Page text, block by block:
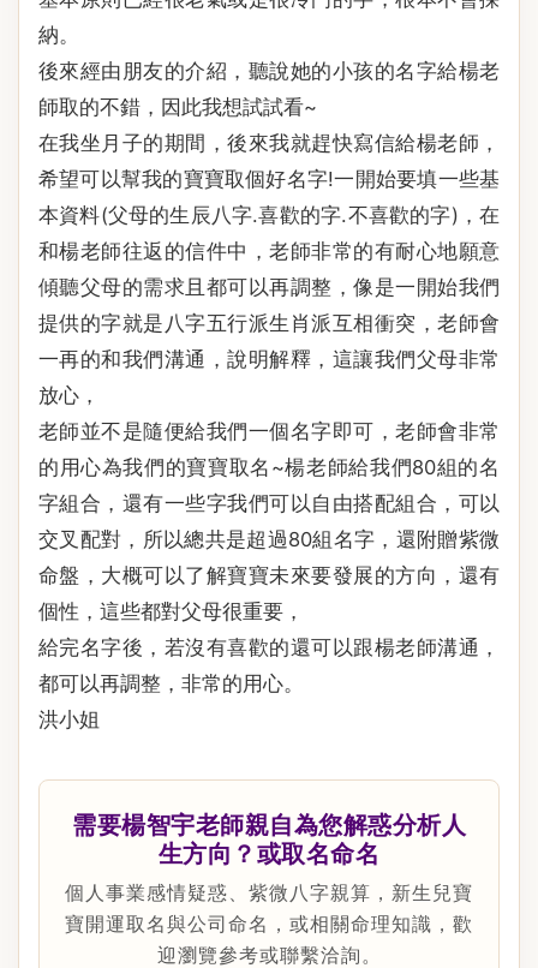
納。
後來經由朋友的介紹，聽說她的小孩的名字給楊老
師取的不錯，因此我想試試看~
在我坐月子的期間，後來我就趕快寫信給楊老師，
希望可以幫我的寶寶取個好名字!一開始要填一些基
本資料(父母的生辰八字.喜歡的字.不喜歡的字)，在
和楊老師往返的信件中，老師非常的有耐心地願意
傾聽父母的需求且都可以再調整，像是一開始我們
提供的字就是八字五行派生肖派互相衝突，老師會
一再的和我們溝通，說明解釋，這讓我們父母非常
放心，
老師並不是隨便給我們一個名字即可，老師會非常
的用心為我們的寶寶取名~楊老師給我們80組的名
字組合，還有一些字我們可以自由搭配組合，可以
交叉配對，所以總共是超過80組名字，還附贈紫微
命盤，大概可以了解寶寶未來要發展的方向，還有
個性，這些都對父母很重要，
給完名字後，若沒有喜歡的還可以跟楊老師溝通，
都可以再調整，非常的用心。
洪小姐
需要楊智宇老師親自為您解惑分析人
生方向？或取名命名
個人事業感情疑惑、紫微八字親算，新生兒寶
寶開運取名與公司命名，或相關命理知識，歡
迎瀏覽參考或聯繫洽詢。